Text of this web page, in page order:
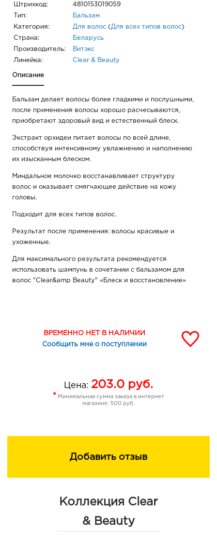
Штрихкод: 4810153019059
Тип: Бальзам
Категория: Для волос ( Для всех типов волос)
Страна: Беларусь
Производитель: Витэкс
Линейка: Clear & Beauty
Описание
Бальзам делает волосы более гладкими и послушными,
после применения волосы хорошо расчесываются,
приобретают здоровый вид и естественный блеск.
Экстракт орхидеи питает волосы по всей длине,
способствуя интенсивному увлажнению и наполнению
их изысканным блеском.
Миндальное молочко восстанавливает структуру
волос и оказывает смягчающее действие на кожу
головы.
Подходит для всех типов волос.
Результат после применения: волосы красивые и
ухоженные.
Для максимального результата рекомендуется
использовать шампунь в сочетании с бальзамом для
волос "Clear&amp Beauty" «Блеск и восстановление»
ВРЕМЕННО НЕТ В НАЛИЧИИ
Сообщить мне о поступлении
Цена: 203.0 руб.
* Минимальная сумма заказа в интернет
магазине: 500 руб.
Добавить отзыв
Коллекция Clear
& Beauty